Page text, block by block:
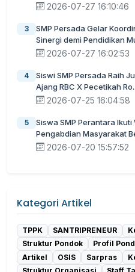
2026-07-27 16:10:46
3
SMP Persada Gelar
Sinergi demi Pendidikan
2026-07-27 16:02:53
4
Siswi SMP Persada Raih
Ajang RBC X Pecetikah
2026-07-25 16:04:58
5
Siswa SMP Perantara
Pengabdian Masyarakat
2026-07-20 15:57:52
Kategori Artikel
TPPK SANTRIPRENEUR
Struktur Pondok
Profil
Artikel
OSIS Sarpras